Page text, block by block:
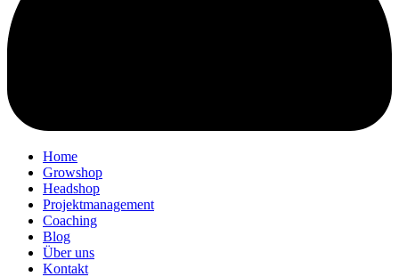
Home
Growshop
Headshop
Projektmanagement
Coaching
Blog
Über uns
Kontakt